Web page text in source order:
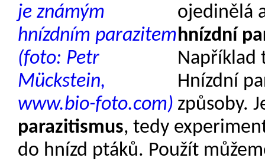
ojedinělá
hnízdní
Například
Hnízdní
způsoby.
parazitismus, tedy
do hnízd ptáků. Použít